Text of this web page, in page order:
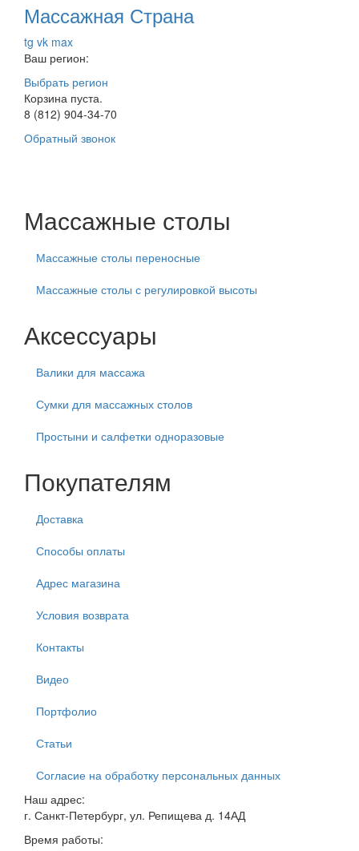
Массажная Страна
tg vk max
Ваш регион:
Выбрать регион
Корзина пуста.
8 (812) 904-34-70
Обратный звонок
Массажные столы
Массажные столы переносные
Массажные столы с регулировкой высоты
Аксессуары
Валики для массажа
Сумки для массажных столов
Простыни и салфетки одноразовые
Покупателям
Доставка
Способы оплаты
Адрес магазина
Условия возврата
Контакты
Видео
Портфолио
Статьи
Согласие на обработку персональных данных
Наш адрес:
г. Санкт-Петербург, ул. Репищева д. 14АД
Время работы: